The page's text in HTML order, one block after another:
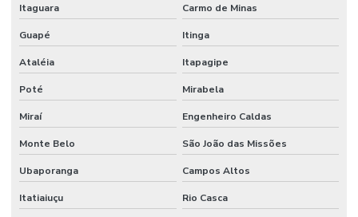
Revestimento Uretano Industrial
Revestimento Uretano Indústrias Alimentícias
Revestimento Uretano Para Indústrias Alimentícias Minas Gerais
Revestimento Uretano São Paulo
Revestimentos Epóxi
Itaguara Carmo de Minas
Guapé Itinga
Ataléia Itapagipe
Poté Mirabela
Miraí Engenheiro Caldas
Monte Belo São João das Missões
Ubaporanga Campos Altos
Itatiaiuçu Rio Casca